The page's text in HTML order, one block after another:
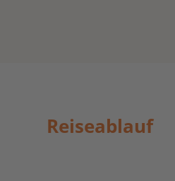
Reiseablauf